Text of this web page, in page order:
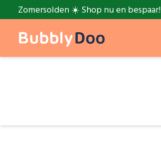
Zomersolden ☀️ Shop nu en bespaar!